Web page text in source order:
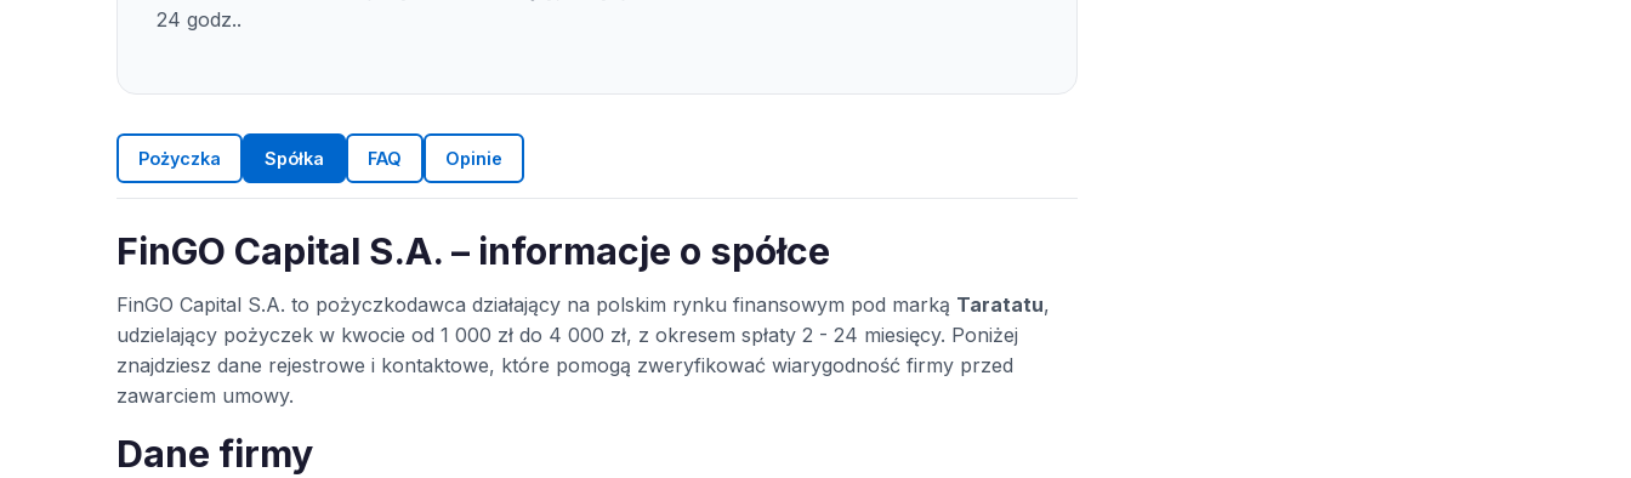
24 godz..
Pożyczka Spółka FAQ Opinie
FinGO Capital S.A. – informacje o spółce
FinGO Capital S.A. to pożyczkodawca działający na polskim rynku finansowym pod marką Taratatu,
udzielający pożyczek w kwocie od 1 000 zł do 4 000 zł, z okresem spłaty 2 - 24 miesięcy. Poniżej
znajdziesz dane rejestrowe i kontaktowe, które pomogą zweryfikować wiarygodność firmy przed
zawarciem umowy.
Dane firmy